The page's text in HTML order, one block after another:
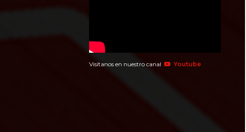
Visítanos en nuestro canal Youtube